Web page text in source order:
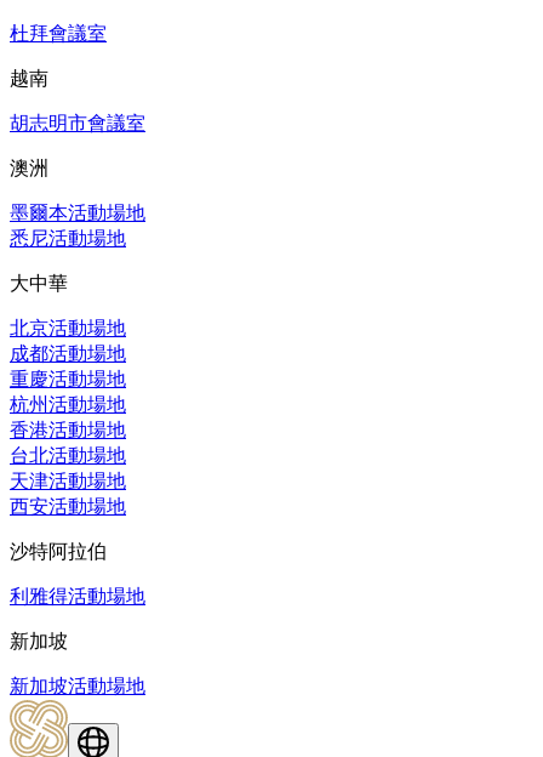
杜拜會議室
越南
胡志明市會議室
澳洲
墨爾本活動場地
悉尼活動場地
大中華
北京活動場地
成都活動場地
重慶活動場地
杭州活動場地
香港活動場地
台北活動場地
天津活動場地
西安活動場地
沙特阿拉伯
利雅得活動場地
新加坡
新加坡活動場地